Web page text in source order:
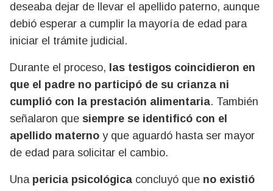
deseaba dejar de llevar el apellido paterno, aunque
debió esperar a cumplir la mayoría de edad para
iniciar el trámite judicial.
Durante el proceso, las testigos coincidieron en
que el padre no participó de su crianza ni
cumplió con la prestación alimentaria. También
señalaron que siempre se identificó con el
apellido materno y que aguardó hasta ser mayor
de edad para solicitar el cambio.
Una pericia psicológica concluyó que no existió